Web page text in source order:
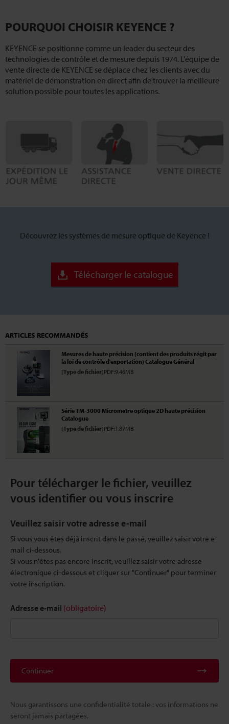
POURQUOI CHOISIR KEYENCE ?
KEYENCE se positionne comme un leader du secteur des
technologies de contrôle et de mesure depuis 1974. L'équipe de
vente directe de KEYENCE se déplace chez les clients avec du
matériel de démonstration en direct afin de trouver la meilleure
solution possible pour toutes les applications.
Découvrez les systèmes de mesure optique de Keyence !
Télécharger le catalogue
ARTICLES RECOMMANDÉS
Mesures de haute précision (contient des produits régit par
la loi de contrôle d'exportation) Catalogue Général
[Type de fichier]PDF:9.46MB
Série TM-3000 Micrometre optique 2D haute précision
Catalogue
[Type de fichier]PDF:1.87MB
Pour télécharger le fichier, veuillez
vous identifier ou vous inscrire
Veuillez saisir votre adresse e-mail
Si vous vous êtes déjà inscrit dans le passé, veuillez saisir votre e-
mail ci-dessous.
Si vous n'êtes pas encore inscrit, veuillez saisir votre adresse
électronique ci-dessous et cliquer sur "Continuer" pour terminer
votre inscription.
Adresse e-mail (obligatoire)
Continuer
Nous garantissons une confidentialité totale : vos informations ne
seront jamais partagées.